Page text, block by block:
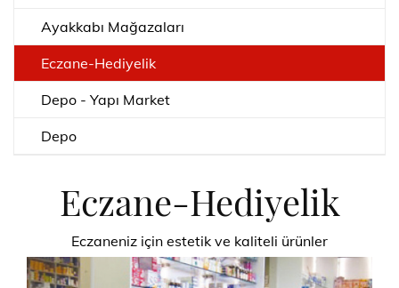
Ayakkabı Mağazaları
Eczane-Hediyelik
Depo - Yapı Market
Depo
Eczane-Hediyelik
Eczaneniz için estetik ve kaliteli ürünler